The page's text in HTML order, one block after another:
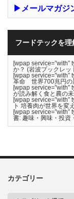
▶メールマガジ
フードテックを
[wpap service=”with”
か？ (岩波ブックレッ
[wpap service=”with”
革命 世界700兆円の
[wpap service=”with”
が読み解く食と農の
[wpap service=”with”
ト 培養肉が世界を変
[wpap service=”with”
書: 趣味・興味・投資
カテゴリー